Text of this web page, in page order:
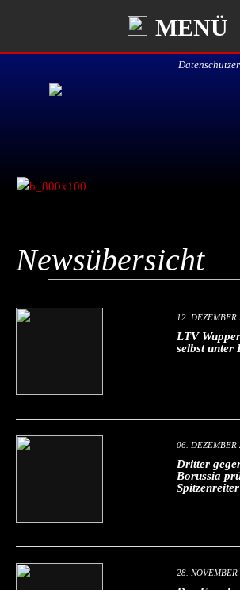
MENÜ
Newsübersicht
12. DEZEMBER
LTV
selbst unter
06. DEZEMBER
Dritter
Borussia
Spitzenreiter
28. NOVEMBER